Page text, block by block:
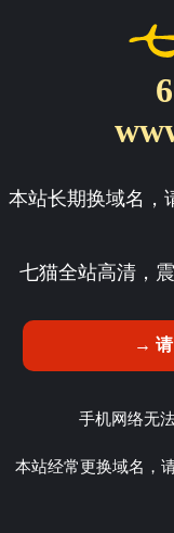
本站长期换域名，
七猫全站高清，
→ 请
手机网络无
本站经常更换域名，